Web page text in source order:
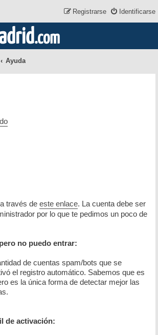
Identificarse
Registrarse
.com
Ayuda
través de este enlace. La cuenta debe ser
por lo que te pedimos un poco de
no puedo entrar:
de cuentas spam/bots que se
el registro automático. Sabemos que es
es la única forma de detectar mejor las
de activación: